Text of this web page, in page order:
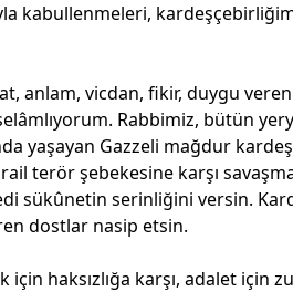
kabullenmeleri,
anlam, vicdan, fikir, duygu
Rabbimiz, bütün
yaşayan Gazzeli mağdur
terör şebekesine karşı
sükûnetin serinliğini versin.
dostlar nasip etsin.
için haksızlığa karşı, adalet için